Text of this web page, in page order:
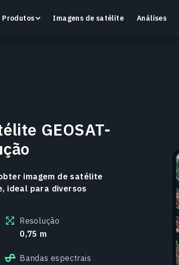
Produtos
de satélite
campos com uma
Imagens de satélite Análises
GEOSAT-
imagem de satélite
ideal para diversos
Resolução
0,75 m
Bandas espectrais